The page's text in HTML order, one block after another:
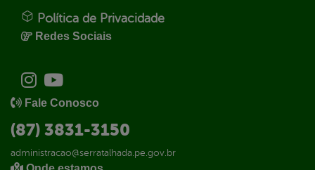
Política de Privacidade
Redes Sociais
Fale Conosco
(87) 3831-3150
administracao@serratalhada.pe.gov.br